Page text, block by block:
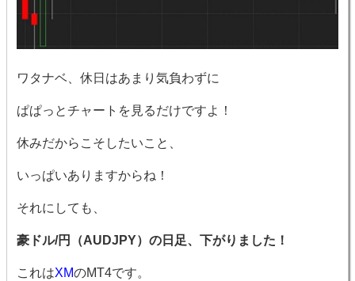
ワタナベ、休日はあまり気負わずに
ぱぱっとチャートを見るだけですよ！
休みだからこそしたいこと、
いっぱいありますからね！
それにしても、
豪ドル/円（AUDJPY）の日足、下がりました！
これはXMのMT4です。